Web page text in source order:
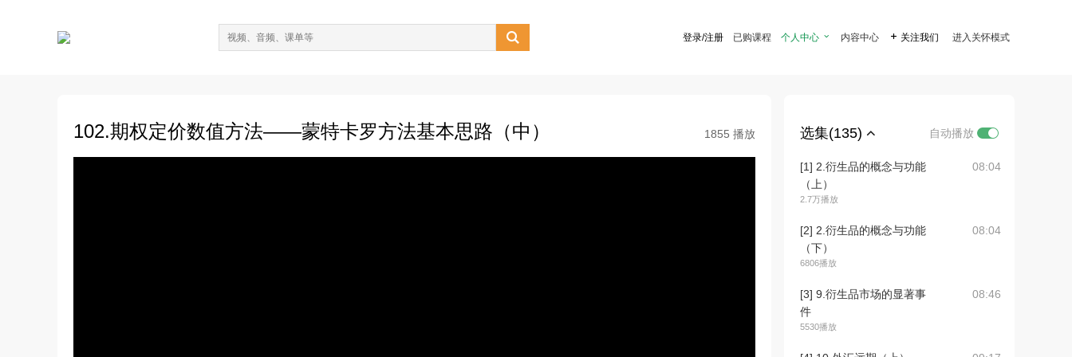
 登录/注册 已购课程 个人中心  内容中心  关注我们 进入关怀模式
102.期权定价数值方法——蒙特卡罗方法基本思路（中） 1855 播放 选集(135) 自动播放
[1] 2.衍生品的概念与功能
（上）
2.7万播放
08:04
[2] 2.衍生品的概念与功能
（下）
6806播放
08:04
[3] 9.衍生品市场的显著事
件
5530播放
08:46